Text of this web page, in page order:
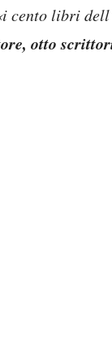
cento libri
otto